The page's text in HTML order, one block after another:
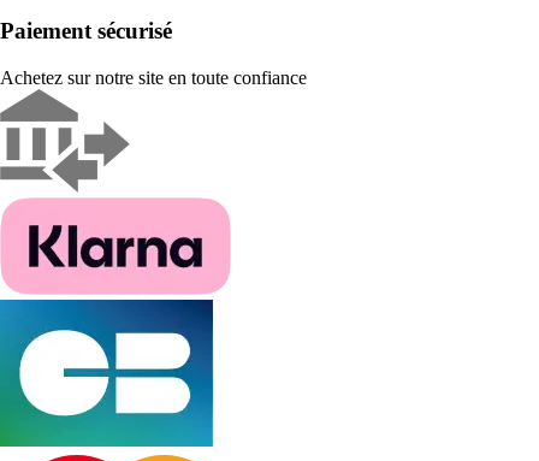
Paiement sécurisé
Achetez sur notre site en toute confiance